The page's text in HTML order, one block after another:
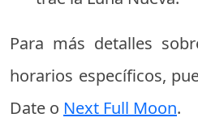
Para más detalles
horarios específicos,
Date o Next Full Moon.